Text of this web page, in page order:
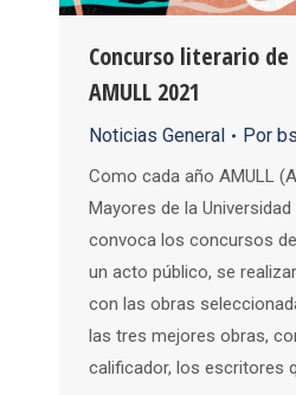
Concurso literario
AMULL 2021
Noticias General Por
Como cada año AMULL
Mayores de la
convoca los concursos
un acto público, se
con las obras
las tres mejores obras,
calificador, los escritores